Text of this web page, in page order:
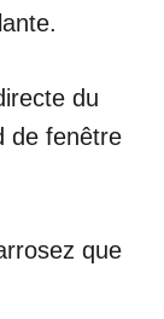
du
de fenêtre
que